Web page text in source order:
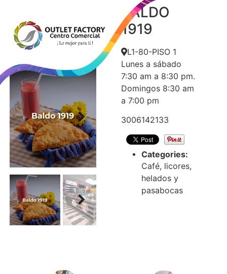
BALDO
1919
Next
Next
BALDO
1919
L1-80-PISO 1
Lunes a sábado
7:30 am a 8:30 pm.
Domingos 8:30 am
a 7:00 pm
3006142133
Categories:
Café, licores,
helados y
pasabocas